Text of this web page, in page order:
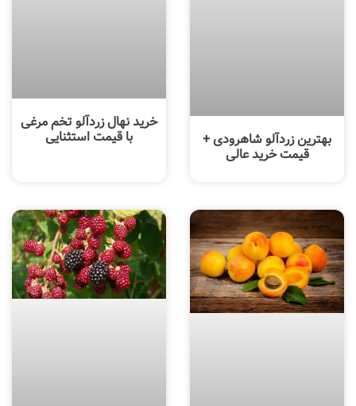
بهترین زردآلو شاهرودی +
قیمت خرید عالی
خرید نهال زردآلو تخم مرغی
با قیمت استثنایی